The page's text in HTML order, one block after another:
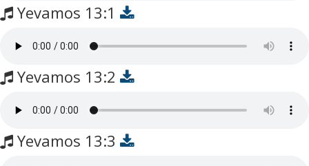
Yevamos 13:1
Yevamos 13:2
Yevamos 13:3